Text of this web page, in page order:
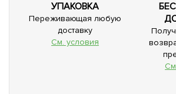
УПАКОВКА
Переживающая любую
доставку
См. условия